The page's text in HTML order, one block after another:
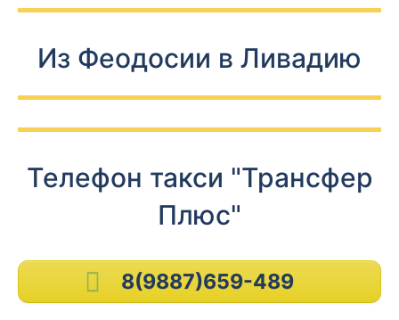
Из Феодосии в Ливадию
Телефон такси "Трансфер
Плюс"
8(9887)659-489